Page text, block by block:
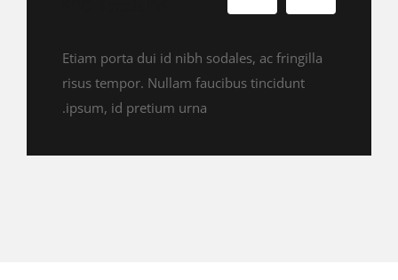
Etiam porta dui id nibh sodales, ac fringilla
risus tempor. Nullam faucibus tincidunt
ipsum, id pretium urna.